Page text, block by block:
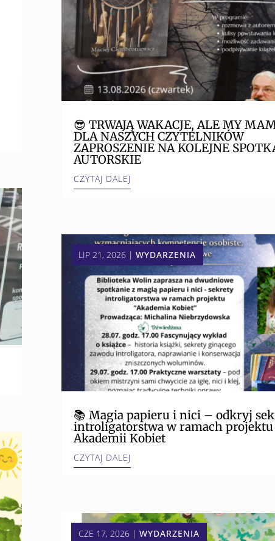
😎 TRWAJĄ WAKACJE, ALE MY
DLA NASZYCH CZYTELNIKÓW
ZAPROSZENIE NA KOLEJNE
AUTORSKIE
CZYTAJ DALEJ
📚 Magia papieru i nici – odkryj
introligatorstwa w ramach projektu
Akademii Kobiet
LIP 21, 2026| WYDARZENIA
CZYTAJ DALEJ
CZE 17, 2026| WYDARZENIA